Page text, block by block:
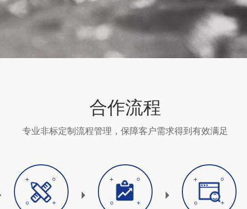
合作流程
专业非标定制流程管理，保障客户需求得到有效满足